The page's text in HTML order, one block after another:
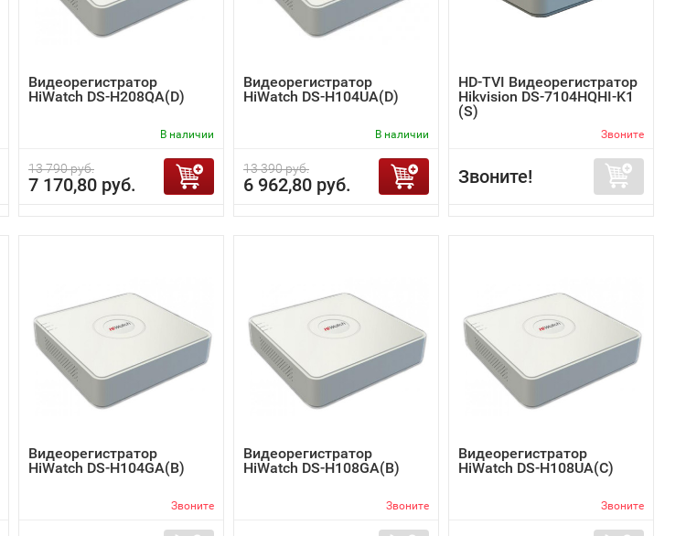
Видеорегистратор
HiWatch DS-H208QA(D)
В наличии
13 790 руб.
7 170,80 руб.
Видеорегистратор
HiWatch DS-H104UA(D)
В наличии
13 390 руб.
6 962,80 руб.
HD-TVI Видеорегистратор
Hikvision DS-7104HQHI-K1
(S)
Звоните
Звоните!
Видеорегистратор
HiWatch DS-H104GA(B)
Звоните
Видеорегистратор
HiWatch DS-H108GA(B)
Звоните
Видеорегистратор
HiWatch DS-H108UA(C)
Звоните